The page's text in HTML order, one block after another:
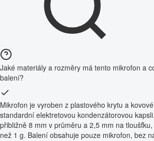
Jaké materiály a rozměry má tento mikrofon a
balení?
Mikrofon je vyroben z plastového krytu a
standardní elektretovou kondenzátorovou
přibližně 8 mm v průměru a 2,5 mm na
než 1 g. Balení obsahuje pouze mikrofon, bez